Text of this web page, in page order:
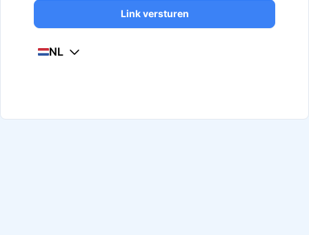
Link versturen
NL